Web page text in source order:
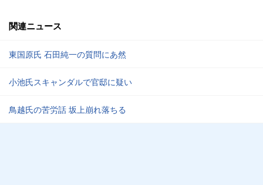
関連ニュース
東国原氏 石田純一の質問にあ然
小池氏スキャンダルで官邸に疑い
鳥越氏の苦労話 坂上崩れ落ちる